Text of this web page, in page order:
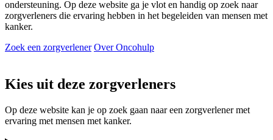
ondersteuning. Op deze website ga je vlot en handig op zoek naar
zorgverleners die ervaring hebben in het begeleiden van mensen met
kanker.
Zoek een zorgverlener Over Oncohulp
Kies uit deze zorgverleners
Op deze website kan je op zoek gaan naar een zorgverlener met
ervaring met mensen met kanker.